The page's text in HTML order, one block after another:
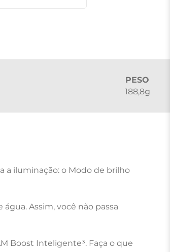
PESO
188,8g
a iluminação: o Modo de brilho
Assim, você não passa
Boost Inteligente³. Faça o que